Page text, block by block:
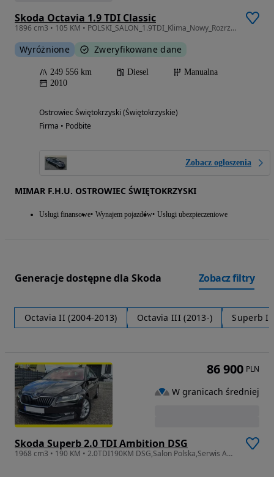
Skoda Octavia 1.9 TDI Classic
1896 cm3 • 105 KM • POLSKI_SALON_1.9TDI_Klima_Nowy_Rozrząd_Gwarancja_12m.
Wyróżnione Zweryfikowane dane
249 556 km Diesel
Manualna
2010
Ostrowiec Świętokrzyski (Świętokrzyskie)
Firma • Podbite
Zobacz ogłoszenia
MIMAR F.H.U. OSTROWIEC ŚWIĘTOKRZYSKI
Usługi finansowe Wynajem pojazdów Usługi ubezpieczeniowe
Generacje dostępne dla Skoda Zobacz filtry
Octavia II (2004-2013) Octavia III (2013-) Superb
Skoda Superb 2.0 TDI Ambition DSG
1968 cm3 • 190 KM • 2.0TDI190KM DSG,Salon Polska,Serwis ASO,mały przebieg jak nowy
86 900 PLN
W granicach średniej